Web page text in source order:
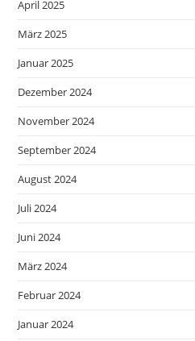
April 2025
März 2025
Januar 2025
Dezember 2024
November 2024
September 2024
August 2024
Juli 2024
Juni 2024
März 2024
Februar 2024
Januar 2024